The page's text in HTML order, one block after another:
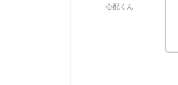
心配くん